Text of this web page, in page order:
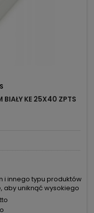
KE 25X40 ZPTS
i innego typu produktów
aby uniknąć wysokiego
2m i osobno inne